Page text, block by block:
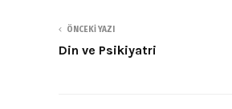
ÖNCEKI YAZI
Din ve Psikiyatri